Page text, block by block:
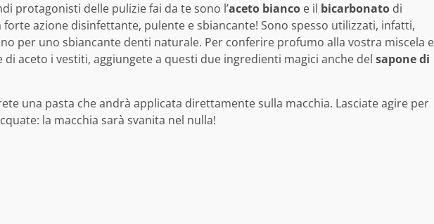
protagonisti delle pulizie fai da te sono l’aceto bianco e il bicarbonato di
azione disinfettante, pulente e sbiancante! Sono spesso utilizzati, infatti,
per uno sbiancante denti naturale. Per conferire profumo alla vostra miscela e
aceto i vestiti, aggiungete a questi due ingredienti magici anche del sapone di
una pasta che andrà applicata direttamente sulla macchia. Lasciate agire per
la macchia sarà svanita nel nulla!